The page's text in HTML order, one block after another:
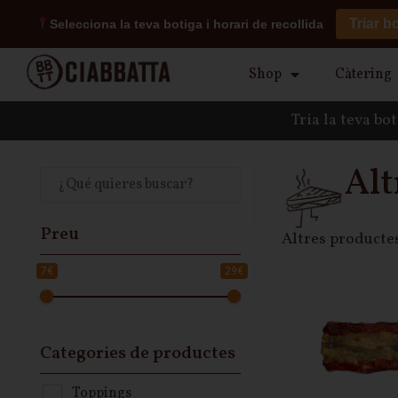
Selecciona la teva botiga i horari de recollida Triar
Shop Càtering
Tria la teva
Preu
7€ 29€
Categories de productes
Toppings
Altres